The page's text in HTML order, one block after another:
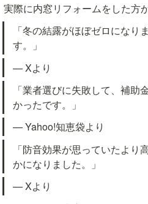
実際に内窓リフォームをした方
「冬の結露がほぼゼロにな
す。」
— Xより
「業者選びに失敗して、補
かったです。」
— Yahoo!知恵袋より
「防音効果が思っていたよ
かになりました。」
— Xより